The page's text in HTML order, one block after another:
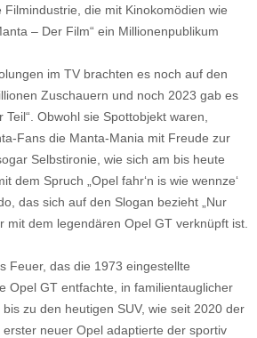
die mit Kinokomödien wie
– Der Film“ ein Millionenpublikum
im TV brachten es noch auf den
Zuschauern und noch 2023 gab es
Teil“. Obwohl sie Spottobjekt waren,
Fans die Manta-Mania mit Freude zur
Selbstironie, wie sich am bis heute
dem Spruch „Opel fahr‘n is wie wennze‘
das sich auf den Slogan bezieht „Nur
mit dem legendären Opel GT verknüpft ist.
Feuer, das die 1973 eingestellte
Opel GT entfachte, in familientauglicher
zu den heutigen SUV, wie seit 2020 der
erster neuer Opel adaptierte der sportiv